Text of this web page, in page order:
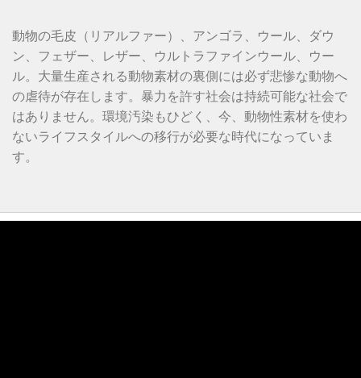
動物の毛皮（リアルファー）、アンゴラ、ウール、ダウ
ン、フェザー、レザー、ウルトラファインウール、ウー
ル。大量生産される動物素材の裏側には必ず悲惨な動物へ
の虐待が存在します。暴力を許す社会は持続可能な社会で
はありません。環境汚染もひどく、今、動物性素材を使わ
ないライフスタイルへの移行が必要な時代になっていま
す。